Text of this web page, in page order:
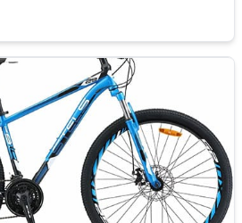
мы
по образцу, либо по каталогу и
рейки под заказ за 1-2 дня,
полугодовую
по пробегу автомобиля!